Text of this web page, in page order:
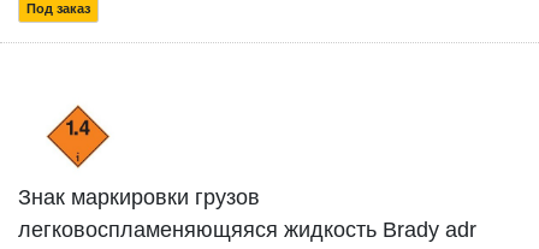
Под заказ
Знак маркировки грузов
легковоспламеняющяяся жидкость Brady adr